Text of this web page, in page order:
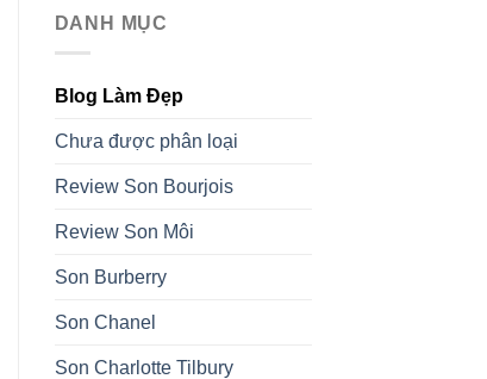
DANH MỤC
Blog Làm Đẹp
Chưa được phân loại
Review Son Bourjois
Review Son Môi
Son Burberry
Son Chanel
Son Charlotte Tilbury